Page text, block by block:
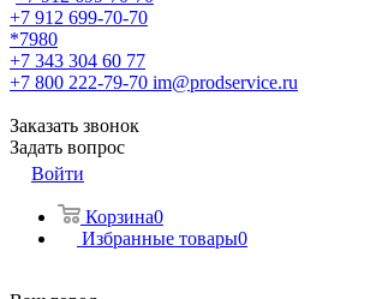
+7 912 699-70-70
*7980
+7 343 304 60 77
+7 800 222-79-70 im@prodservice.ru
Заказать звонок
Задать вопрос
Войти
Корзина0
Избранные товары0